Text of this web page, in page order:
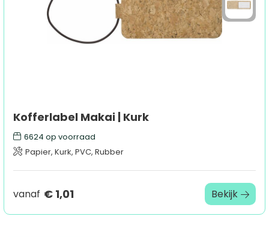
Kofferlabel Makai | Kurk
6624 op voorraad
Papier, Kurk, PVC, Rubber
vanaf € 1,01 Bekijk